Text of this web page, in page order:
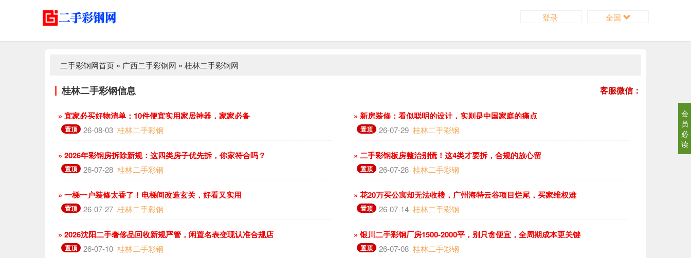
全国
登录
二手彩钢网首页 » 广西二手彩钢网 » 桂林二手彩钢网
桂林二手彩钢信息 客服微信：
» 宜家必买好物清单：10件便宜实用家居神器，家家必备
置顶 26-08-03 桂林二手彩钢
» 新房装修：看似聪明的设计，实则是中国家庭的痛点
置顶 26-07-29 桂林二手彩钢
» 2026年彩钢房拆除新规：这四类房子优先拆，你家符合吗？
置顶 26-07-28 桂林二手彩钢
» 二手彩钢板房整治别慌！这4类才要拆，合规的放心留
置顶 26-07-28 桂林二手彩钢
» 一梯一户装修太香了！电梯间改造玄关，好看又实用
置顶 26-07-27 桂林二手彩钢
» 花20万买公寓却无法收楼，广州海特云谷项目烂尾，买家维权难
置顶 26-07-14 桂林二手彩钢
» 2026沈阳二手奢侈品回收新规严管，闲置名表变现认准合规店
置顶 26-07-10 桂林二手彩钢
» 银川二手彩钢厂房1500-2000平，别只贪便宜，全周期成本更关键
置顶 26-07-08 桂林二手彩钢
会
员
必
读